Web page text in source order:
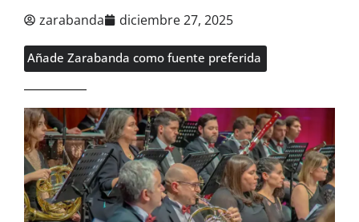
zarabanda diciembre 27, 2025
Añade Zarabanda como fuente preferida